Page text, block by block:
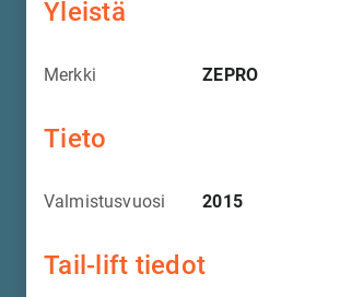
Yleistä
Merkki ZEPRO
Tieto
Valmistusvuosi 2015
Tail-lift tiedot